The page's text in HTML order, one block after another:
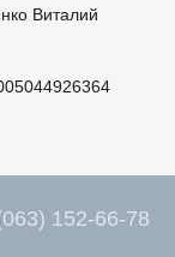
Виталий
152-66-78